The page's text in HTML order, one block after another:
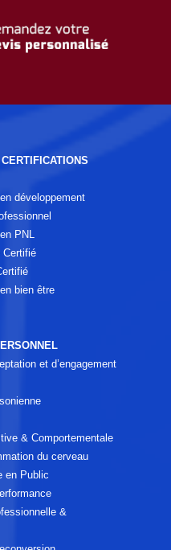
développement
PNL
Certifié
bien être
et d’engagement
& Comportementale
du cerveau
en Public
&